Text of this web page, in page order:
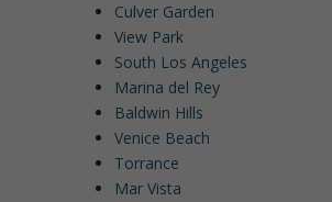
Culver Garden
View Park
South Los Angeles
Marina del Rey
Baldwin Hills
Venice Beach
Torrance
Mar Vista